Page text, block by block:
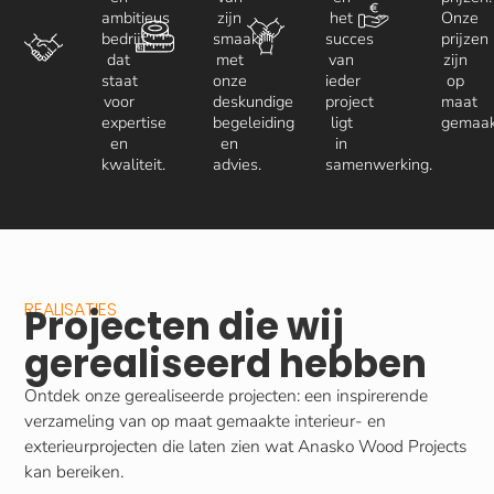
ambitieus
bedrijf
dat
staat
voor
expertise
en
kwaliteit.
zijn
smaak,
met
onze
deskundige
begeleiding
en
advies.
het
succes
van
ieder
project
ligt
in
samenwerking.
Onze
prijzen
zijn
op
maat
REALISATIES
Projecten die wij
gerealiseerd hebben
Ontdek onze gerealiseerde projecten: een inspirerende
verzameling van op maat gemaakte interieur- en
exterieurprojecten die laten zien wat Anasko Wood Projects
kan bereiken.